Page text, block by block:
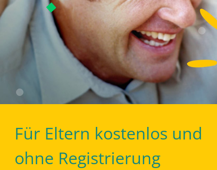
Für Eltern kostenlos und
ohne Registrierung